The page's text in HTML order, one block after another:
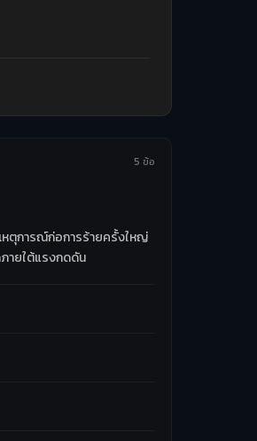
5 ข้อ
หตุการณ์ก่อการร้ายครั้งใหญ่
ายใต้แรงกดดัน